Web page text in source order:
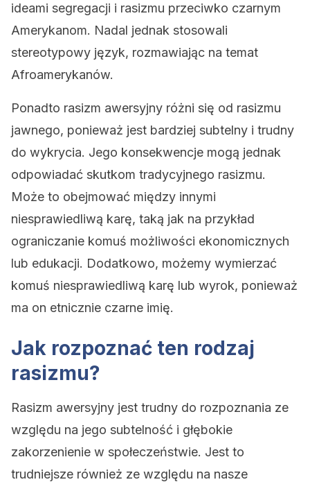
ideami segregacji i rasizmu przeciwko czarnym
Amerykanom. Nadal jednak stosowali
stereotypowy język, rozmawiając na temat
Afroamerykanów.
Ponadto rasizm awersyjny różni się od rasizmu
jawnego, ponieważ jest bardziej subtelny i trudny
do wykrycia. Jego konsekwencje mogą jednak
odpowiadać skutkom tradycyjnego rasizmu.
Może to obejmować między innymi
niesprawiedliwą karę, taką jak na przykład
ograniczanie komuś możliwości ekonomicznych
lub edukacji. Dodatkowo, możemy wymierzać
komuś niesprawiedliwą karę lub wyrok, ponieważ
ma on etnicznie czarne imię.
Jak rozpoznać ten rodzaj
rasizmu?
Rasizm awersyjny jest trudny do rozpoznania ze
względu na jego subtelność i głębokie
zakorzenienie w społeczeństwie. Jest to
trudniejsze również ze względu na nasze